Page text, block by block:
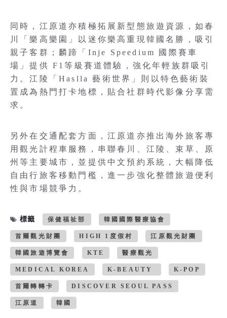
同時，江原道亦積極拓展新型態旅遊資源，如春
川「樂高樂園」以迷你樂高重現韓國名勝，吸引
親子客群；麟蹄「Inje Speedium 國際賽車
場」提供 F1等級賽道體驗，強化年輕族群吸引
力。江陵「Haslla 藝術世界」則以特色藝術裝
置成為熱門打卡地標，貼合社群時代影像分享需
求。
另外在交通配套方面，江原道亦推出海外旅客專
用觀光計程車服務，串聯春川、江陵、束草、原
州等主要城市，並提供中文預約系統，大幅降低
自由行旅客移動門檻，進一步強化整體旅遊便利
性與市場競爭力。
標籤 保健福祉部 韓國國際醫療協會
首爾觀光財團 HIGH 1度假村 江原觀光財團
韓國旅遊博覽會 KTE 醫療觀光
MEDICAL KOREA K-BEAUTY K-POP
首爾轉轉卡 DISCOVER SEOUL PASS
江原道 韓國